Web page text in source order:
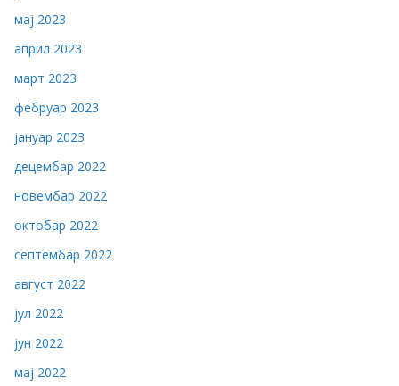
мај 2023
април 2023
март 2023
фебруар 2023
јануар 2023
децембар 2022
новембар 2022
октобар 2022
септембар 2022
август 2022
јул 2022
јун 2022
мај 2022